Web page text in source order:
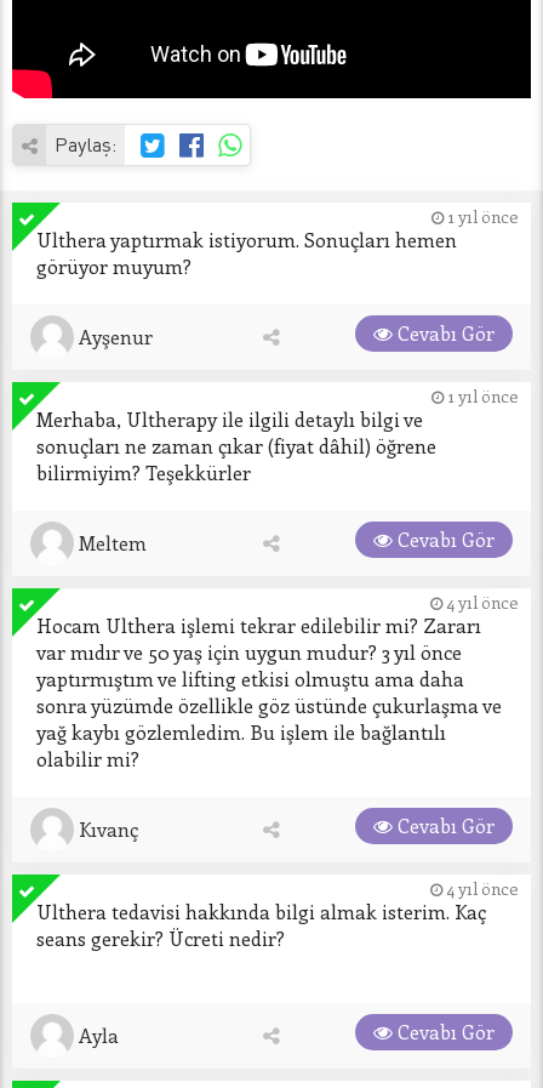
Paylaş:
1 yıl önce
Ulthera yaptırmak istiyorum. Sonuçları hemen
görüyor muyum?
Ayşenur Cevabı Gör
1 yıl önce
Merhaba, Ultherapy ile ilgili detaylı bilgi ve
sonuçları ne zaman çıkar (fiyat dâhil) öğrene
bilirmiyim? Teşekkürler
Meltem Cevabı Gör
4 yıl önce
Hocam Ulthera işlemi tekrar edilebilir mi? Zararı
var mıdır ve 50 yaş için uygun mudur? 3 yıl önce
yaptırmıştım ve lifting etkisi olmuştu ama daha
sonra yüzümde özellikle göz üstünde çukurlaşma ve
yağ kaybı gözlemledim. Bu işlem ile bağlantılı
olabilir mi?
Kıvanç Cevabı Gör
4 yıl önce
Ulthera tedavisi hakkında bilgi almak isterim. Kaç
seans gerekir? Ücreti nedir?
Ayla Cevabı Gör